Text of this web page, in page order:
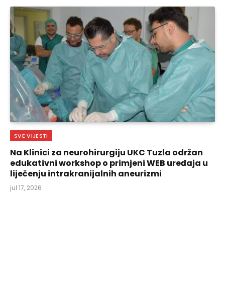
SVE VIJESTI
Na Klinici za neurohirurgiju UKC Tuzla održan
edukativni workshop o primjeni WEB uređaja u
liječenju intrakranijalnih aneurizmi
jul 17, 2026